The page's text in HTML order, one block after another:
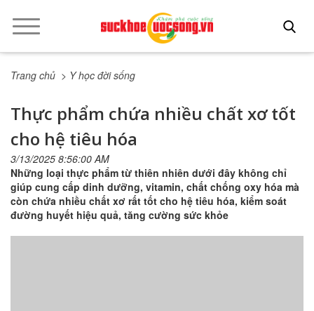
Trang chủ > Y học đời sống
Thực phẩm chứa nhiều chất xơ tốt
cho hệ tiêu hóa
3/13/2025 8:56:00 AM
Những loại thực phẩm từ thiên nhiên dưới đây không chỉ
giúp cung cấp dinh dưỡng, vitamin, chất chống oxy hóa mà
còn chứa nhiều chất xơ rất tốt cho hệ tiêu hóa, kiểm soát
đường huyết hiệu quả, tăng cường sức khỏe